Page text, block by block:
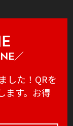
レンタカー
各種保険取扱
EVスタンド
／
した！QRを
ます。お得